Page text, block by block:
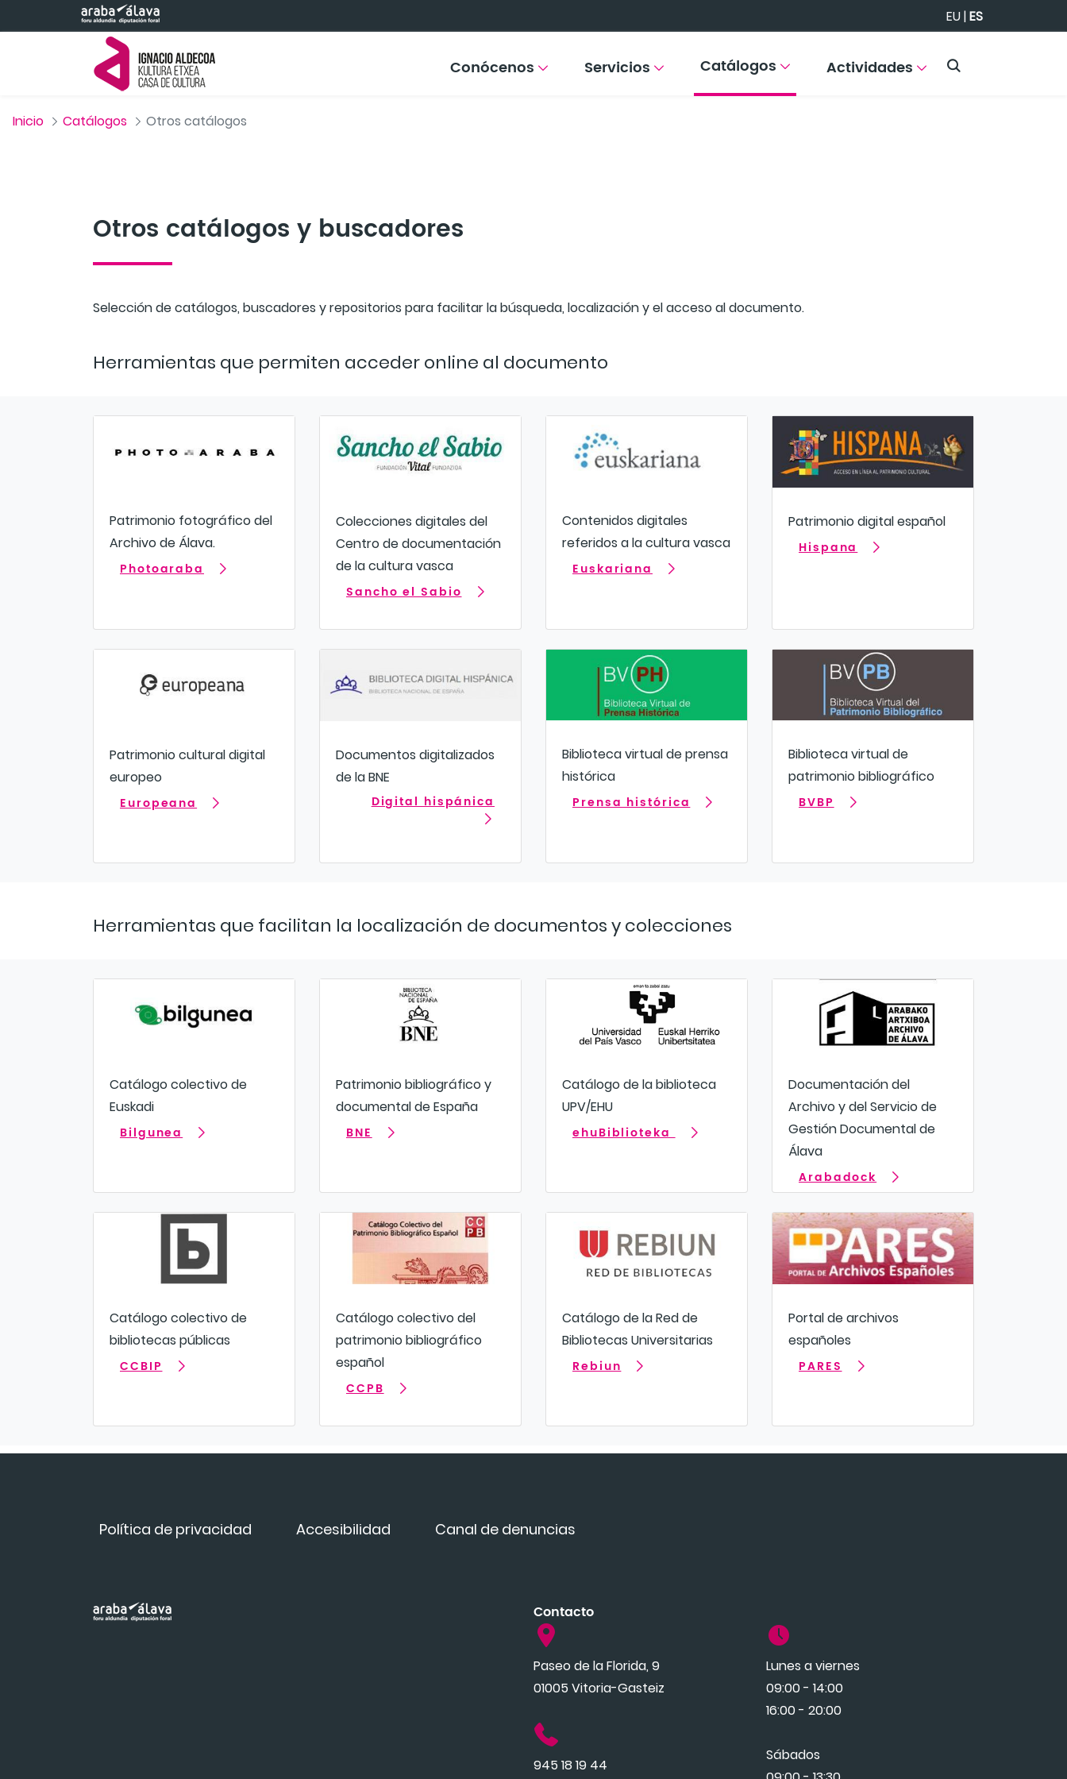
Saltar al contenido principal EU|ES
Conócenos Servicios Catálogos Actividades
Inicio Catálogos Otros catálogos
Otros catálogos y buscadores
Selección de catálogos, buscadores y repositorios para facilitar la búsqueda, localización y el acceso al documento.
Herramientas que permiten acceder online al documento
Patrimonio fotográfico del
Archivo de Álava.
Photoaraba
Colecciones digitales del
Centro de documentación
de la cultura vasca
Sancho el Sabio
Contenidos digitales
referidos a la cultura vasca
Euskariana
Patrimonio digital español
Hispana
Patrimonio cultural digital
europeo
Europeana
Documentos digitalizados
de la BNE
Digital hispánica
Biblioteca virtual de prensa
histórica
Prensa histórica
Biblioteca virtual de
patrimonio bibliográfico
BVBP
Herramientas que facilitan la localización de documentos y colecciones
Catálogo colectivo de
Euskadi
Bilgunea
Patrimonio bibliográfico y
documental de España
BNE
Catálogo de la biblioteca
UPV/EHU
ehuBiblioteka
Documentación del
Archivo y del Servicio de
Gestión Documental de
Álava
Arabadock
Catálogo colectivo de
bibliotecas públicas
CCBIP
Catálogo colectivo del
patrimonio bibliográfico
español
CCPB
Catálogo de la Red de
Bibliotecas Universitarias
Rebiun
Portal de archivos
españoles
PARES
Política de privacidad Accesibilidad Canal de denuncias
Contacto
Paseo de la Florida, 9
01005 Vitoria-Gasteiz
945 18 19 44
Lunes a viernes
09:00 - 14:00
16:00 - 20:00
Sábados